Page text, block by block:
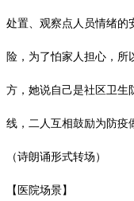
处置、观察点人员情绪的
险，为了怕家人担心，所
方，她说自己是社区卫生
线，二人互相鼓励为防疫
（诗朗诵形式转场）
【医院场景】